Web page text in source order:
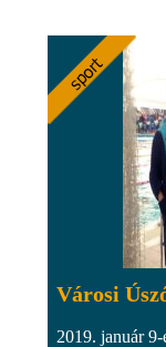
Városi
2019. január